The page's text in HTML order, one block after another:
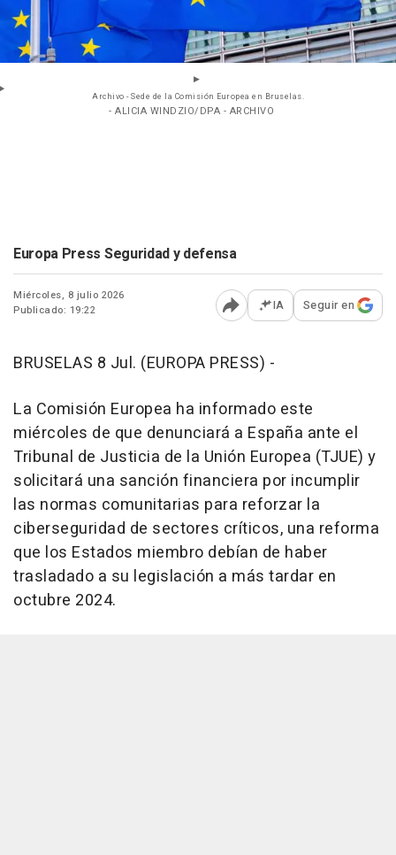
Archivo - Sede de la Comisión Europea en Bruselas.
- ALICIA WINDZIO/DPA - ARCHIVO
Europa Press Seguridad y defensa
Miércoles, 8 julio 2026
Publicado: 19:22
Abrir opciones para
IA Seguir en
BRUSELAS 8 Jul. (EUROPA PRESS) -
La Comisión Europea ha informado este
miércoles de que denunciará a España ante el
Tribunal de Justicia de la Unión Europea (TJUE) y
solicitará una sanción financiera por incumplir
las normas comunitarias para reforzar la
ciberseguridad de sectores críticos, una reforma
que los Estados miembro debían de haber
trasladado a su legislación a más tardar en
octubre 2024.